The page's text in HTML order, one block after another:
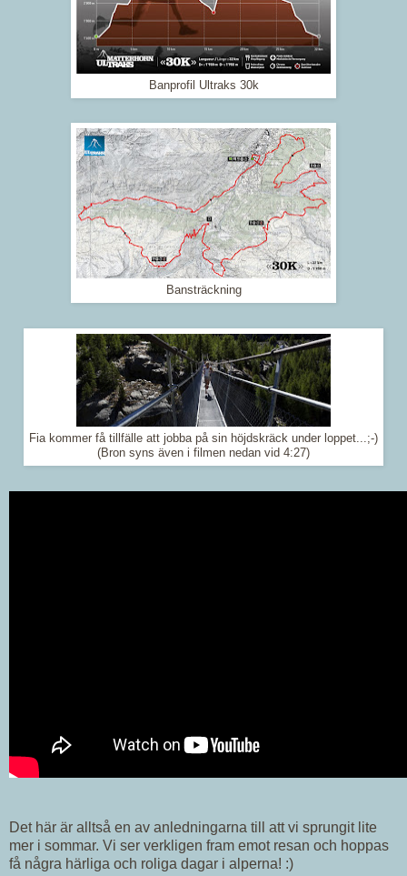
Banprofil Ultraks 30k
Bansträckning
Fia kommer få tillfälle att jobba på sin höjdskräck under loppet...;-)
(Bron syns även i filmen nedan vid 4:27)
Det här är alltså en av anledningarna till att vi sprungit lite
mer i sommar. Vi ser verkligen fram emot resan och hoppas
få några härliga och roliga dagar i alperna! :)